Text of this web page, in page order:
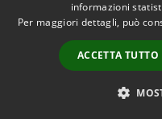
RSS
informazioni
Per maggiori dettagli, può
ACCETTA TUTTO